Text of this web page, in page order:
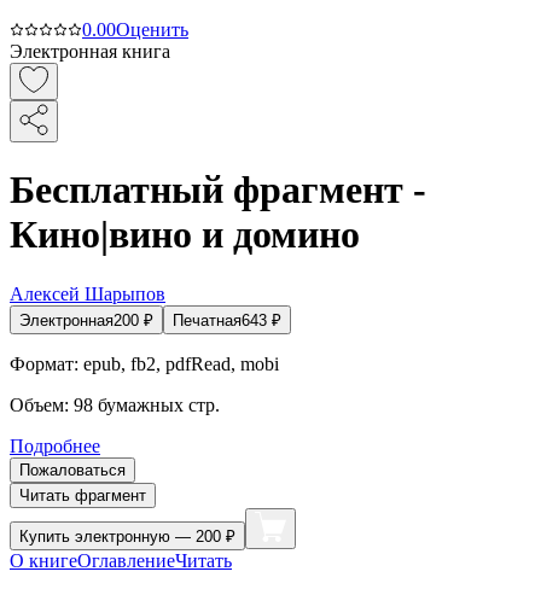
0.00Оценить
Электронная книга
Бесплатный фрагмент -
Кино|вино и домино
Алексей Шарыпов
Электронная200 ₽ Печатная643 ₽
Формат: epub, fb2, pdfRead, mobi
Объем: 98 бумажных стр.
Подробнее
Пожаловаться
Читать фрагмент
Купить электронную — 200 ₽
О книгеОглавлениеЧитать